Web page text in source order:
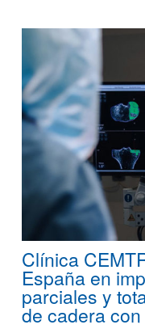
Clínica
España en
parciales y
de cadera